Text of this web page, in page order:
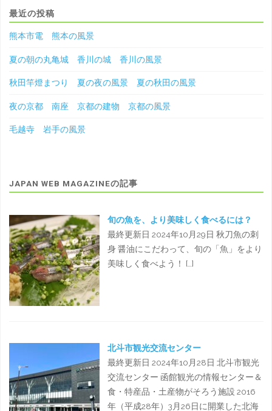
最近の投稿
熊本市電 熊本の風景
夏の朝の丸亀城 香川の城 香川の風景
秋田竿燈まつり 夏の夜の風景 夏の秋田の風景
夜の京都 南座 京都の建物 京都の風景
毛越寺 岩手の風景
JAPAN WEB MAGAZINEの記事
旬の魚を、より美味しく食べるには？
最終更新日 2024年10月29日 秋刀魚の刺
身 醤油にこだわって、旬の「魚」をより
美味しく食べよう！ […]
北斗市観光交流センター
最終更新日 2024年10月28日 北斗市観光
交流センター 函館観光の情報センター＆
食・特産品・土産物がそろう施設 2016
年（平成28年）3月26日に開業した北海